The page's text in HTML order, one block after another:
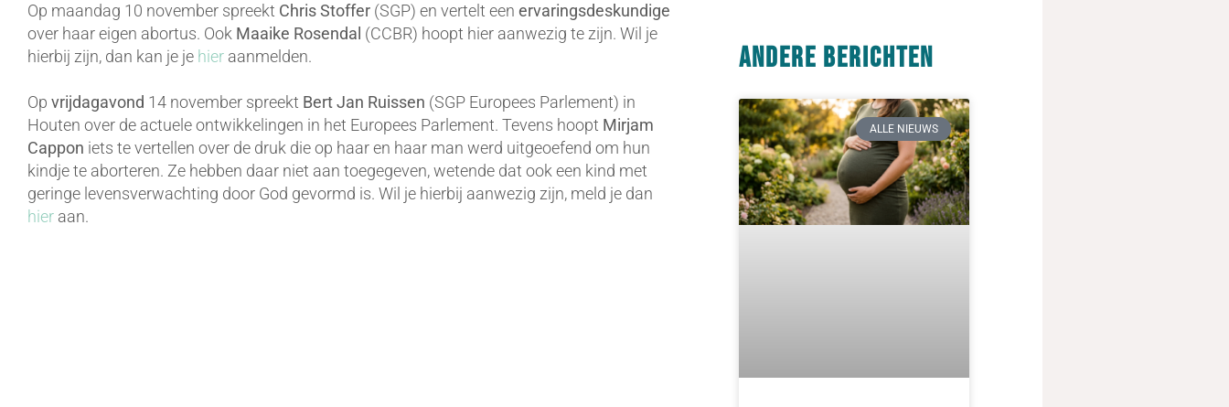
Op maandag 10 november spreekt Chris Stoffer (SGP) en vertelt een ervaringsdeskundige
over haar eigen abortus. Ook Maaike Rosendal (CCBR) hoopt hier aanwezig te zijn. Wil je
hierbij zijn, dan kan je je hier aanmelden.
Op vrijdagavond 14 november spreekt Bert Jan Ruissen (SGP Europees Parlement) in
Houten over de actuele ontwikkelingen in het Europees Parlement. Tevens hoopt Mirjam
Cappon iets te vertellen over de druk die op haar en haar man werd uitgeoefend om hun
kindje te aborteren. Ze hebben daar niet aan toegegeven, wetende dat ook een kind met
geringe levensverwachting door God gevormd is. Wil je hierbij aanwezig zijn, meld je dan
hier aan.
Andere berichten
ALLE NIEUWS